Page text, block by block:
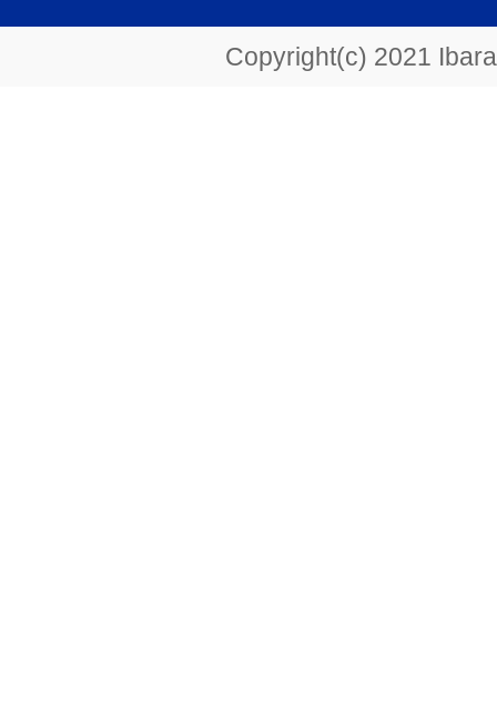
Copyright(c) 2021